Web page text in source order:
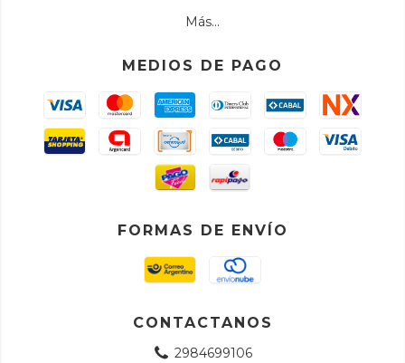
Más...
MEDIOS DE PAGO
FORMAS DE ENVÍO
CONTACTANOS
2984699106